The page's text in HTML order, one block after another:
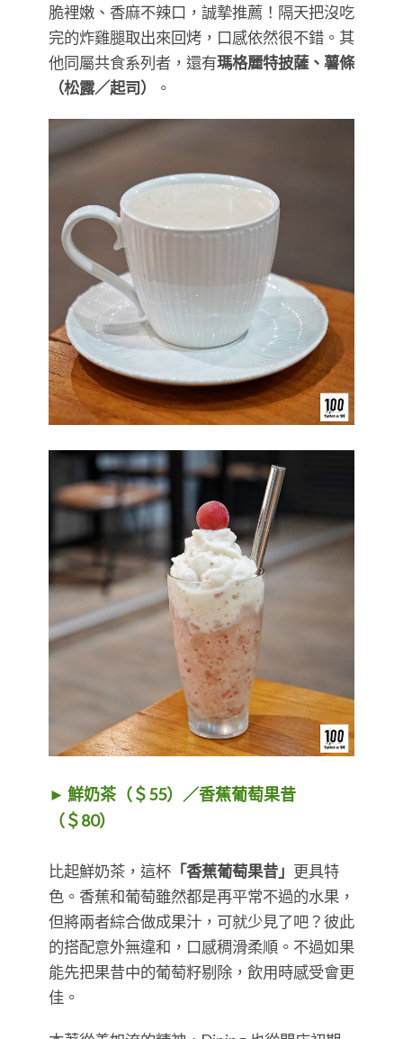
脆裡嫩、香麻不辣口，誠摯推薦！隔天把沒吃
完的炸雞腿取出來回烤，口感依然很不錯。其
他同屬共食系列者，還有瑪格麗特披薩、薯條
（松露／起司）
。
► 鮮奶茶（＄55）／香蕉葡萄果昔
（＄80）
比起鮮奶茶，這杯 「香蕉葡萄果昔」 更具特
色。香蕉和葡萄雖然都是再平常不過的水果，
但將兩者綜合做成果汁，可就少見了吧？彼此
的搭配意外無違和，口感稠滑柔順。不過如果
能先把果昔中的葡萄籽剔除，飲用時感受會更
佳。